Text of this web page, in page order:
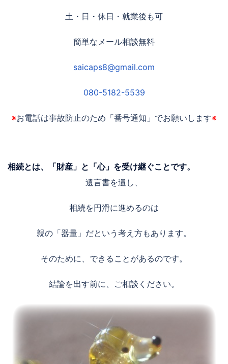
土・日・休日・就業後も可
簡単なメール相談無料
saicaps8@gmail.com
080-5182-5539
※お電話は事故防止のため「番号通知」でお願いします※
相続とは、「財産」と「心」を受け継ぐことです。
遺言書を遺し、
相続を円滑に進めるのは
親の「器量」だという考え方もあります。
そのために、できることがあるのです。
結論を出す前に、ご相談ください。